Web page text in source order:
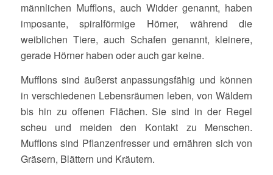
männlichen Mufflons, auch Widder genannt, haben
imposante, spiralförmige Hörner, während die
weiblichen Tiere, auch Schafen genannt, kleinere,
gerade Hörner haben oder auch gar keine.
Mufflons sind äußerst anpassungsfähig und können
in verschiedenen Lebensräumen leben, von Wäldern
bis hin zu offenen Flächen. Sie sind in der Regel
scheu und meiden den Kontakt zu Menschen.
Mufflons sind Pflanzenfresser und ernähren sich von
Gräsern, Blättern und Kräutern.